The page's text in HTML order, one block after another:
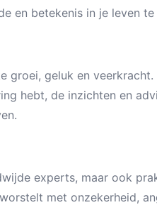
en betekenis in je leven te
groei, geluk en veerkracht.
hebt, de inzichten en
experts, maar ook
met onzekerheid,